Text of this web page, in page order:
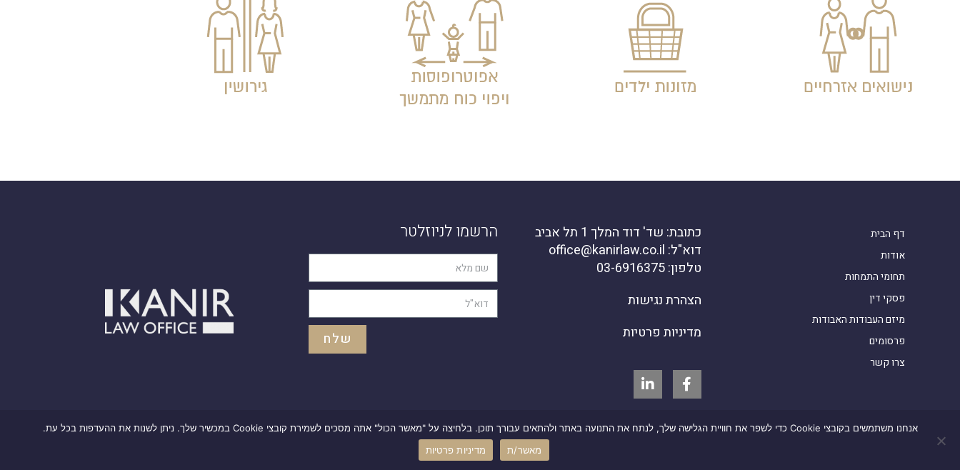
דף הבית
אודות
תחומי התמחות
פסקי דין
מיזם העבודות האבודות
פרסומים
צרו קשר
כתובת: שד' דוד המלך 1 תל אביב
דוא"ל: office@kanirlaw.co.il
טלפון: 03-6916375
הצהרת נגישות
מדיניות פרטיות
הרשמו לניוזלטר
שלח
קבוצת סיון – מיתוג שיווק בדיגיטל בניית אתרים
אנחנו משתמשים בקובצי Cookie כדי לשפר את חוויית הגלישה שלך, לנתח את התנועה באתר ולהתאים עבורך תוכן. בלחיצה על "מאשר הכול" אתה מסכים לשמירת קובצי Cookie במכשיר שלך. ניתן לשנות את ההעדפות בכל עת.
מאשר/ת
מדיניות פרטיות